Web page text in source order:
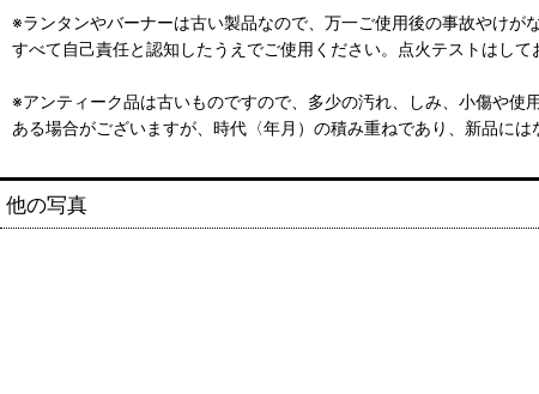
※ランタンやバーナーは古い製品なので、万一ご使用後の事故やけがな
すべて自己責任と認知したうえでご使用ください。点火テストはして
※アンティーク品は古いものですので、多少の汚れ、しみ、小傷や使
ある場合がございますが、時代〈年月）の積み重ねであり、新品には
他の写真